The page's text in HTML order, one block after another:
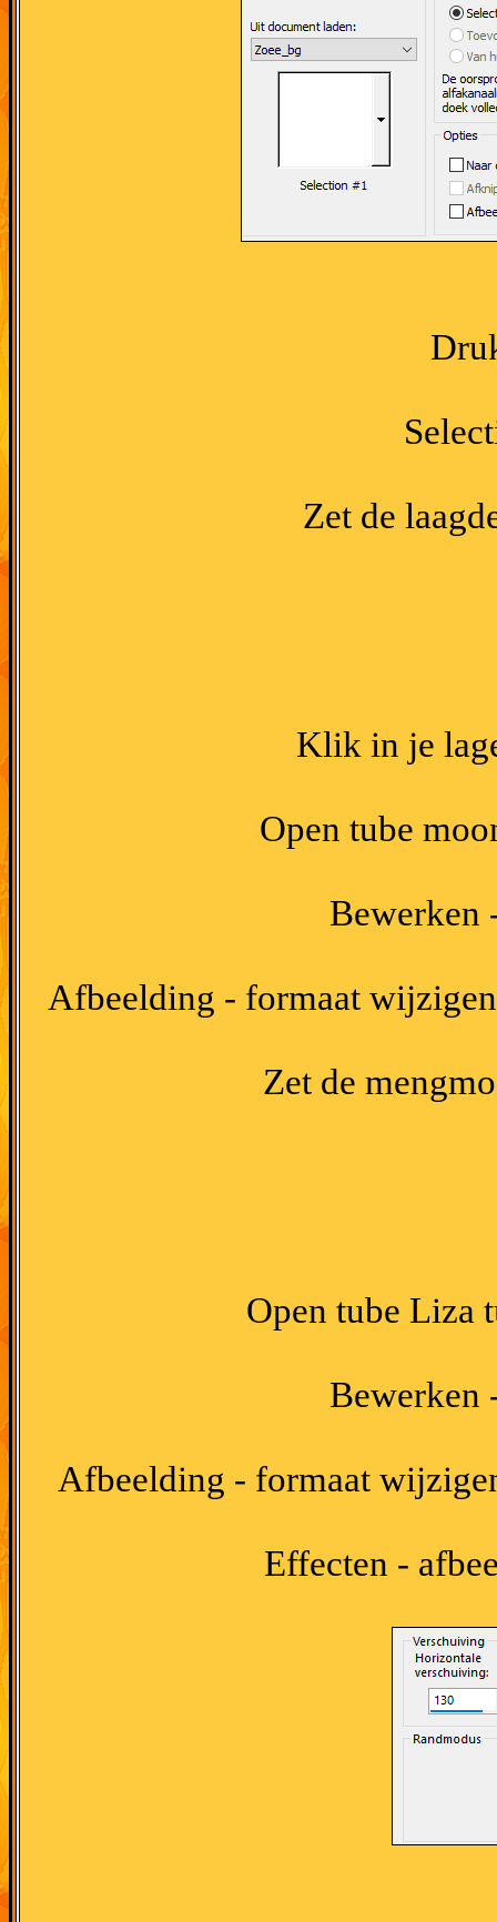
Zet de
Klik in je
Open tube
Bewerken
Afbeelding - formaat
Zet de
Open tube Liza
Bewerken
Afbeelding - formaat
Effecten -